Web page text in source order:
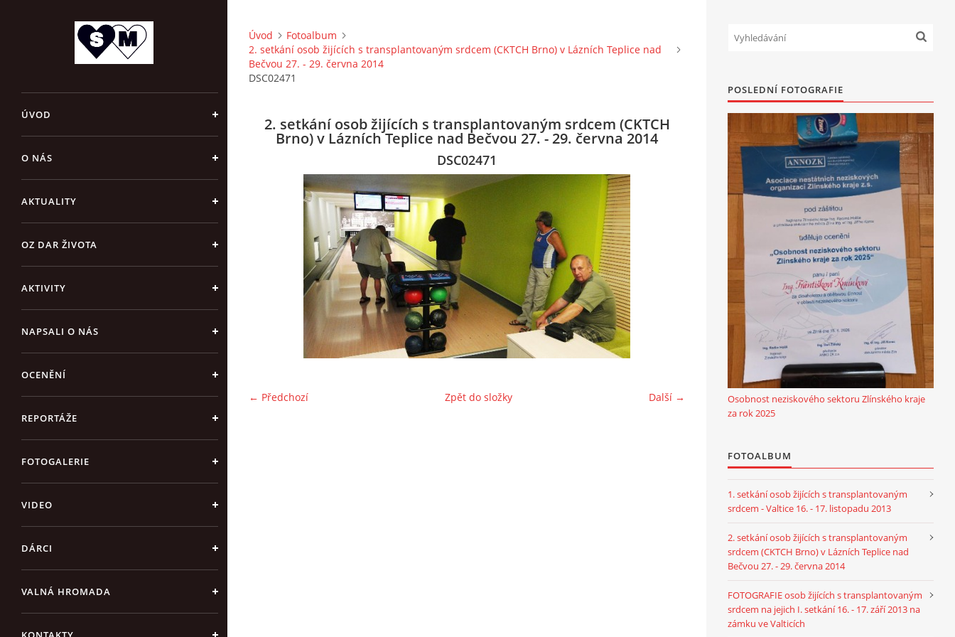
ÚVOD
O NÁS
AKTUALITY
OZ DAR ŽIVOTA
AKTIVITY
NAPSALI O NÁS
OCENĚNÍ
REPORTÁŽE
FOTOGALERIE
VIDEO
DÁRCI
VALNÁ HROMADA
Úvod
Fotoalbum
2. setkání osob žijících s transplantovaným srdcem (CKTCH Brno) v Lázních Teplice nad
Bečvou 27. - 29. června 2014
DSC02471
2. setkání osob žijících s transplantovaným srdcem (CKTCH
Brno) v Lázních Teplice nad Bečvou 27. - 29. června 2014
DSC02471
← Předchozí Další →
Zpět do složky
POSLEDNÍ FOTOGRAFIE
Osobnost neziskového sektoru Zlínského kraje
za rok 2025
FOTOALBUM
1. setkání osob žijících s transplantovaným
srdcem - Valtice 16. - 17. listopadu 2013
2. setkání osob žijících s transplantovaným
srdcem (CKTCH Brno) v Lázních Teplice nad
Bečvou 27. - 29. června 2014
FOTOGRAFIE osob žijících s transplantovaným
srdcem na jejich I. setkání 16. - 17. září 2013 na
zámku ve Valticích